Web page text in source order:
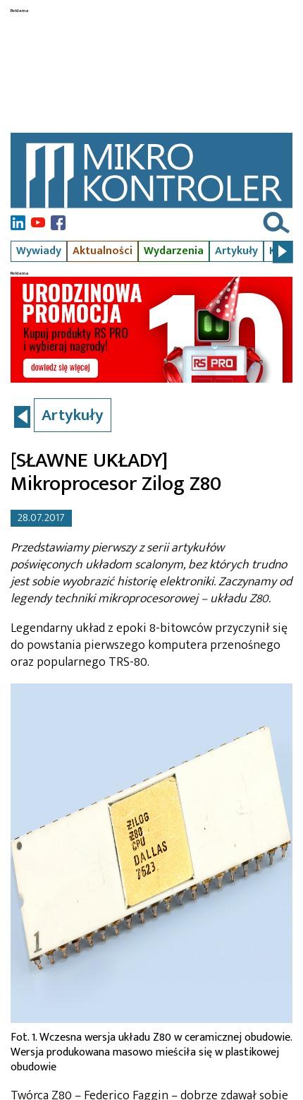
Wywiady Aktualności Wydarzenia Artykuły Kursy
Artykuły
[SŁAWNE UKŁADY]
Mikroprocesor Zilog Z80
28.07.2017
Przedstawiamy pierwszy z serii artykułów
poświęconych układom scalonym, bez których trudno
jest sobie wyobrazić historię elektroniki. Zaczynamy od
legendy techniki mikroprocesorowej – układu Z80.
Legendarny układ z epoki 8-bitowców przyczynił się
do powstania pierwszego komputera przenośnego
oraz popularnego TRS-80.
Fot. 1. Wczesna wersja układu Z80 w ceramicznej obudowie.
Wersja produkowana masowo mieściła się w plastikowej
obudowie
Twórca Z80 – Federico Faggin – dobrze zdawał sobie